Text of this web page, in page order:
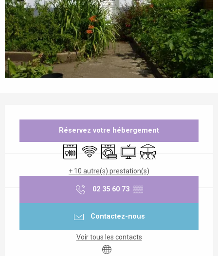
Réservez votre hébergement
Lave vaisselle
WiFi Lave lingeTélévision
Terrasse
+ 10 autre(s) prestation(s)
02 35 60 73 ▒▒
Contactez-nous
Voir tous les contacts